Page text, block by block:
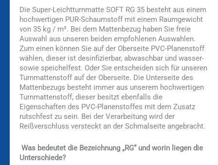
Die Super-Leichtturnmatte SOFT RG 35 besteht aus einem
hochwertigen PUR-Schaumstoff mit einem Raumgewicht
von 35 kg / m³. Bei dem Mattenbezug haben Sie freie
Auswahl aus unseren beiden empfohlenen Auswahlen.
Zum einen können Sie auf der Oberseite PVC-Planenstoff
wählen, dieser ist desinfizierbar, abwaschbar und wasser-
sowie speichelfest. Oder Sie entscheiden sich für unseren
Turnmattenstoff auf der Oberseite. Die Unterseite des
Mattenbezugs besteht immer aus unserem hochwertigen
Turnmattenstoff, dieser besitzt ebenfalls die
Eigenschaften des PVC-Planenstoffes mit dem Zusatz
rutschfest zu sein. Bei der Verarbeitung wird der
Reißverschluss versteckt an der Schmalseite angebracht.
Was bedeutet die Bezeichnung „RG“ und worin liegen die
Unterschiede?